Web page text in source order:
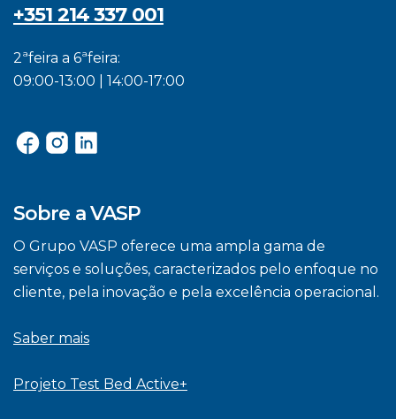
+351 214 337 001
2ªfeira a 6ªfeira:
09:00-13:00 | 14:00-17:00
Sobre a VASP
O Grupo VASP oferece uma ampla gama de
serviços e soluções, caracterizados pelo enfoque no
cliente, pela inovação e pela excelência operacional.
Saber mais
Projeto Test Bed Active+